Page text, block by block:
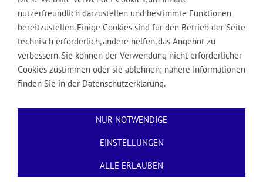
Geib Inh. Marco Geib,Donnersbergstr. 36, 67806
Rockenhausen, Telefon: (06361) 73 58
KontaktDatenschutz
nutzerfreundlich darzustellen und bestimmte Funktionen
bereitzustellen. Einige Cookies sind für den Betrieb der Seite
technisch erforderlich, andere helfen, das Angebot zu
verbessern. Sie können der Verwendung nicht erforderlicher
Cookies zustimmen oder sie ablehnen; nähere Informationen
finden Sie in der Datenschutzerklärung.
NUR NOTWENDIGE
EINSTELLUNGEN
ALLE ERLAUBEN